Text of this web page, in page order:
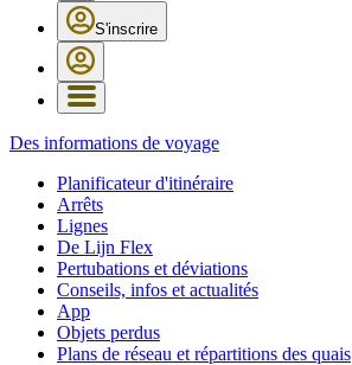
S'inscrire
Des informations de voyage
Planificateur d'itinéraire
Arrêts
Lignes
De Lijn Flex
Pertubations et déviations
Conseils, infos et actualités
App
Objets perdus
Plans de réseau et répartitions des quais